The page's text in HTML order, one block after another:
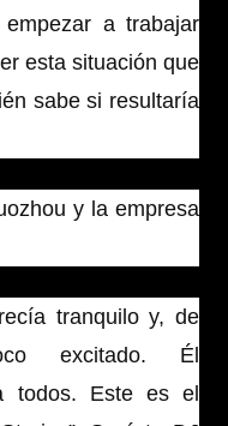
a trabajar
esta situación que
sabe si resultaría
y la empresa
tranquilo y, de
excitado. Él
todos. Este es el